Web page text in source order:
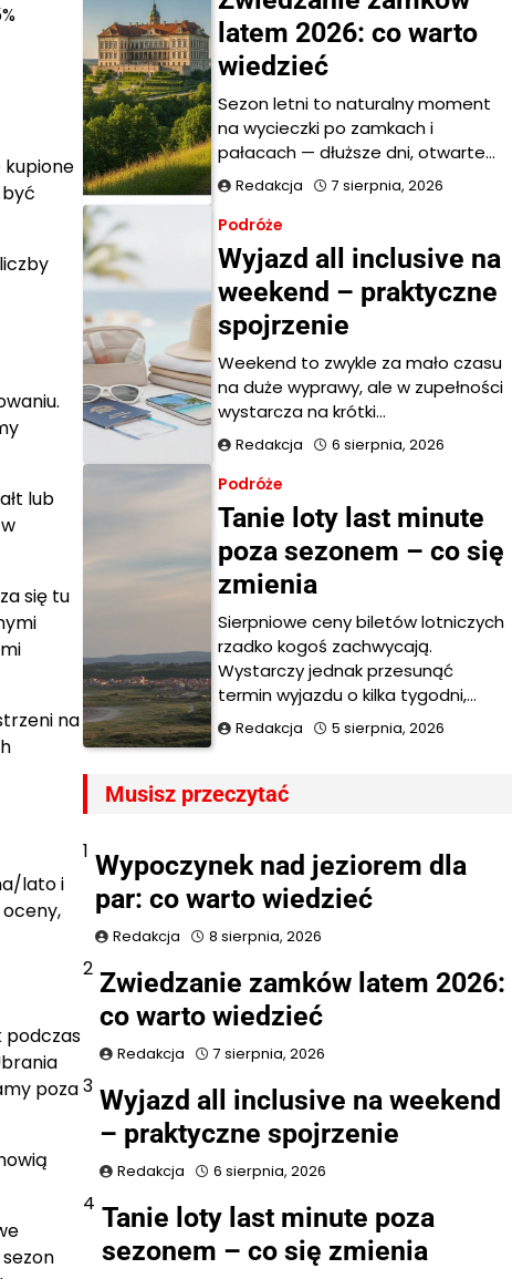
kupione
lub
się tu
na
lato i
podczas
poza
latem 2026: co warto
wiedzieć
Sezon letni to naturalny moment
na wycieczki po zamkach i
pałacach — dłuższe dni, otwarte…
Redakcja 7 sierpnia, 2026
Podróże
Wyjazd all inclusive na
weekend – praktyczne
spojrzenie
Weekend to zwykle za mało czasu
na duże wyprawy, ale w zupełności
wystarcza na krótki…
Redakcja 6 sierpnia, 2026
Podróże
Tanie loty last minute
poza sezonem – co się
zmienia
Sierpniowe ceny biletów lotniczych
rzadko kogoś zachwycają.
Wystarczy jednak przesunąć
termin wyjazdu o kilka tygodni,…
Redakcja 5 sierpnia, 2026
Musisz przeczytać
1 Wypoczynek nad jeziorem dla
par: co warto wiedzieć
Redakcja 8 sierpnia, 2026
2 Zwiedzanie zamków latem 2026:
co warto wiedzieć
Redakcja 7 sierpnia, 2026
3 Wyjazd all inclusive na weekend
– praktyczne spojrzenie
Redakcja 6 sierpnia, 2026
4 Tanie loty last minute poza
sezonem – co się zmienia